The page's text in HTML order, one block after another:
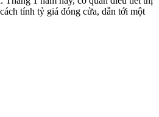
tính tỷ giá đóng cửa, dẫn tới một